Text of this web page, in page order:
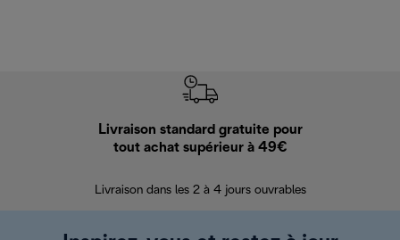
Livraison standard gratuite pour
tout achat supérieur à 49€
Livraison dans les 2 à 4 jours ouvrables